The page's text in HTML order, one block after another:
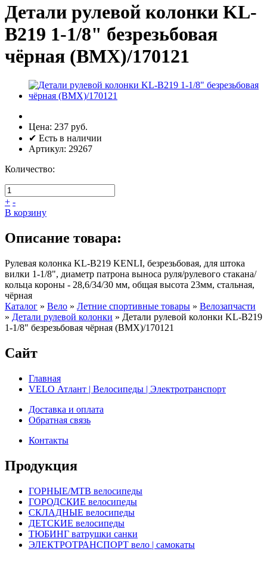
Детали рулевой колонки KL-
B219 1-1/8" безрезьбовая
чёрная (BMX)/170121
Цена: 237 руб.
✔ Есть в наличии
Артикул: 29267
Количество:
+ -
В корзину
Описание товара:
Рулевая колонка KL-B219 KENLI, безрезьбовая, для штока
вилки 1-1/8", диаметр патрона выноса руля/рулевого стакана/
кольца короны - 28,6/34/30 мм, общая высота 23мм, стальная,
чёрная
Каталог » Вело » Летние спортивные товары » Велозапчасти
» Детали рулевой колонки » Детали рулевой колонки KL-B219
1-1/8" безрезьбовая чёрная (BMX)/170121
Сайт
Главная
VELO Атлант | Велосипеды | Электротранспорт
Доставка и оплата
Обратная связь
Контакты
Продукция
ГОРНЫЕ/MTB велосипеды
ГОРОДСКИЕ велосипеды
СКЛАДНЫЕ велосипеды
ДЕТСКИЕ велосипеды
ТЮБИНГ ватрушки санки
ЭЛЕКТРОТРАНСПОРТ вело | самокаты